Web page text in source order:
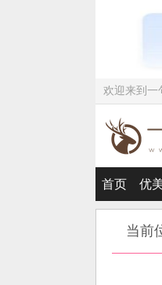
欢迎来到一
首页 优
当前